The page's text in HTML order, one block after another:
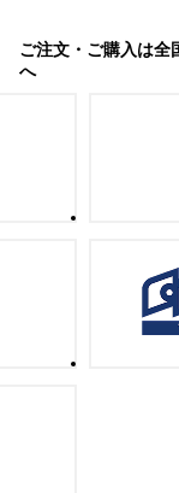
ご注文・ご購入は全
へ